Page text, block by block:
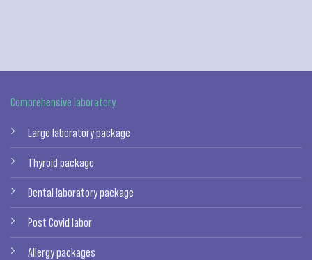
Comprehensive laboratory
Large laboratory package
Thyroid package
Dental laboratory package
Post Covid labor
Allergy packages